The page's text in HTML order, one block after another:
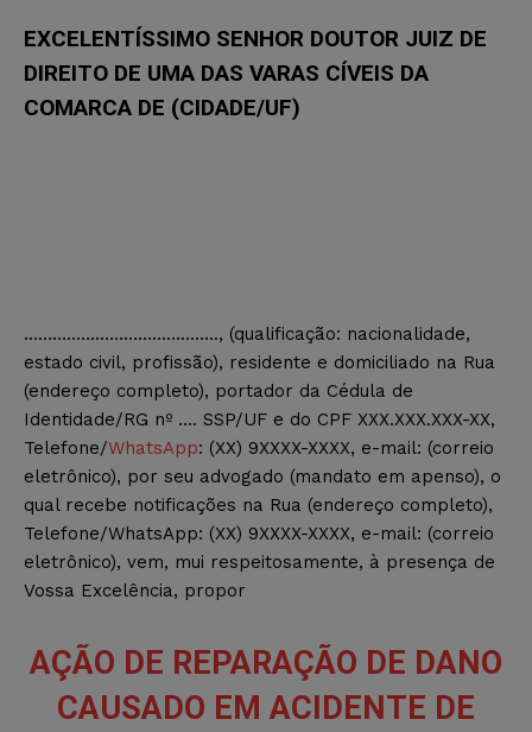
EXCELENTÍSSIMO SENHOR DOUTOR JUIZ DE
DIREITO DE UMA DAS VARAS CÍVEIS DA
COMARCA DE (CIDADE/UF)
………………………………….., (qualificação: nacionalidade,
estado civil, profissão), residente e domiciliado na Rua
(endereço completo), portador da Cédula de
Identidade/RG nº …. SSP/UF e do CPF XXX.XXX.XXX-XX,
Telefone/WhatsApp: (XX) 9XXXX-XXXX, e-mail: (correio
eletrônico), por seu advogado (mandato em apenso), o
qual recebe notificações na Rua (endereço completo),
Telefone/WhatsApp: (XX) 9XXXX-XXXX, e-mail: (correio
eletrônico), vem, mui respeitosamente, à presença de
Vossa Excelência, propor
AÇÃO DE REPARAÇÃO DE DANO
CAUSADO EM ACIDENTE DE